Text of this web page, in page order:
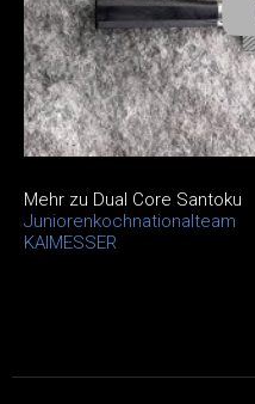
Mehr zu Dual Core Santoku
Juniorenkochnationalteam
KAIMESSER